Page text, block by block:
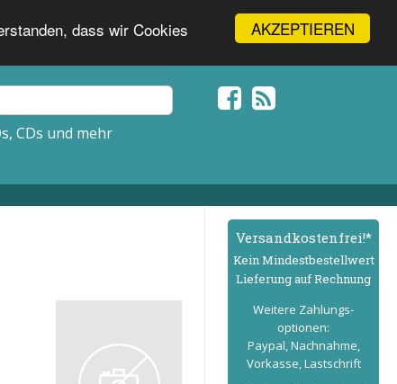
AKZEPTIEREN
dass wir Cookies
CDs und mehr
Versand­kostenfrei!*
Kein Mindest­bestell­wert
Lieferung auf Rechnung
Weitere Zahlungs­
optionen:
Paypal, Nachnahme,
Vorkasse, Lastschrift